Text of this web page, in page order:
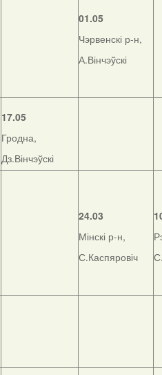
01.05
Чэрвенскі р-н,
А.Вінчэўскі
17.05
Гродна,
Дз.Вінчэўскі
24.03
Мінскі р-н,
С.Каспяровіч